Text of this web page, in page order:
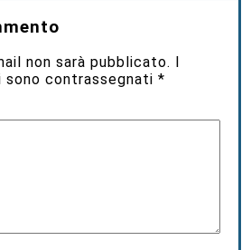
non sarà pubblicato.
sono contrassegnati*